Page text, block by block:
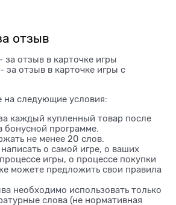
отзыв
- за отзыв в карточке игры
- за отзыв в карточке игры с
на следующие условия:
каждый купленный товар после
бонусной программе.
не менее 20 слов.
о самой игре, о ваших
игры, о процессе покупки
можете предложить свои правила
необходимо использовать только
слова (не нормативная